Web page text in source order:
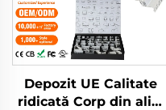
Depozit UE Calitate
ridicată Corp din aliaj